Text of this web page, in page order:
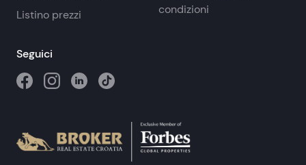
Listino prezzi
condizioni
Seguici